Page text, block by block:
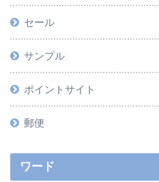
セール
サンプル
ポイントサイト
郵便
ワード